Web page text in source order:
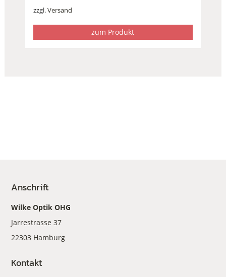
zzgl.Versand
zum Produkt
Anschrift
Wilke Optik OHG
Jarrestrasse 37
22303 Hamburg
Kontakt